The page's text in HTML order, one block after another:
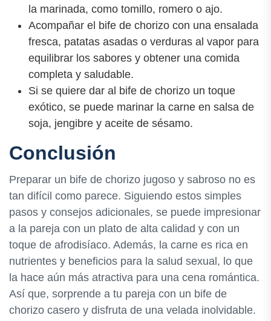
la marinada, como tomillo, romero o ajo.
Acompañar el bife de chorizo con una ensalada
fresca, patatas asadas o verduras al vapor para
equilibrar los sabores y obtener una comida
completa y saludable.
Si se quiere dar al bife de chorizo un toque
exótico, se puede marinar la carne en salsa de
soja, jengibre y aceite de sésamo.
Conclusión
Preparar un bife de chorizo jugoso y sabroso no es
tan difícil como parece. Siguiendo estos simples
pasos y consejos adicionales, se puede impresionar
a la pareja con un plato de alta calidad y con un
toque de afrodisíaco. Además, la carne es rica en
nutrientes y beneficios para la salud sexual, lo que
la hace aún más atractiva para una cena romántica.
Así que, sorprende a tu pareja con un bife de
chorizo casero y disfruta de una velada inolvidable.